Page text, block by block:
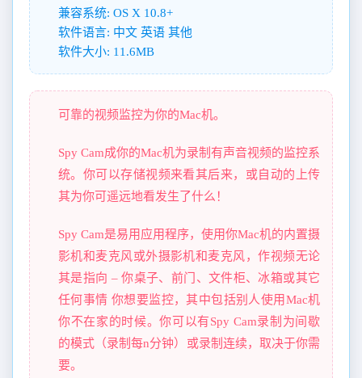
兼容系统: OS X 10.8+
软件语言: 中文 英语 其他
软件大小: 11.6MB
可靠的视频监控为你的Mac机。
Spy Cam成你的Mac机为录制有声音视频的监控系
统。你可以存储视频来看其后来，或自动的上传
其为你可遥远地看发生了什么！
Spy Cam是易用应用程序，使用你Mac机的内置摄
影机和麦克风或外摄影机和麦克风，作视频无论
其是指向 – 你桌子、前门、文件柜、冰箱或其它
任何事情 你想要监控，其中包括别人使用Mac机
你不在家的时候。你可以有Spy Cam录制为间歇
的模式（录制每n分钟）或录制连续，取决于你需
要。